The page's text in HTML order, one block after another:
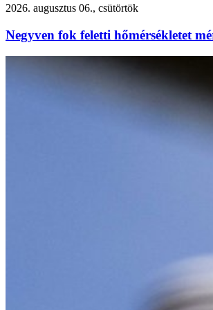
2026. augusztus 06., csütörtök
Negyven fok feletti hőmérsékletet